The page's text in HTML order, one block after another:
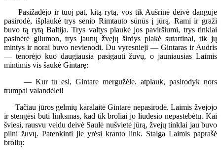
Pasižadėjo ir tuoj pat, kitą rytą, vos tik Aušrinė deivė danguje
pasirodė, išplaukė trys senio Rimtauto sūnūs į jūrą. Rami ir graži
buvo tą rytą Baltija. Trys valtys plaukė jos paviršiumi, trys tinklai
pasinėrė gilumon, trys jaunų žvejų širdys plakė sutartinai, tik jų
mintys ir norai buvo nevienodi. Du vyresnieji — Gintaras ir Audris
— tenorėjo kuo daugiausia pasigauti žuvų, o jauniausias Laimis
mintimis vis šaukė Gintarę:
— Kur tu esi, Gintare mergužėle, atplauk, pasirodyk nors
trumpai valandėlei!
Tačiau jūros gelmių karalaitė Gintarė nepasirodė. Laimis žvejojo
ir stengėsi būti linksmas, kad tik broliai jo liūdesio nepastebėtų. Kai
šviesi, rausvu veidu deivė Saulė nušvietė jūrą, žvejų tinklai jau buvo
pilni žuvų. Patenkinti jie yrėsi kranto link. Staiga Laimis paprašė
brolių: